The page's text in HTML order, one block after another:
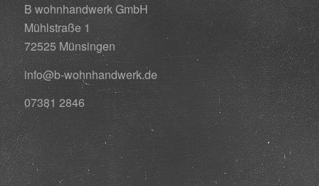
B wohnhandwerk GmbH
Mühlstraße 1
72525 Münsingen
info@b-wohnhandwerk.de
07381 2846